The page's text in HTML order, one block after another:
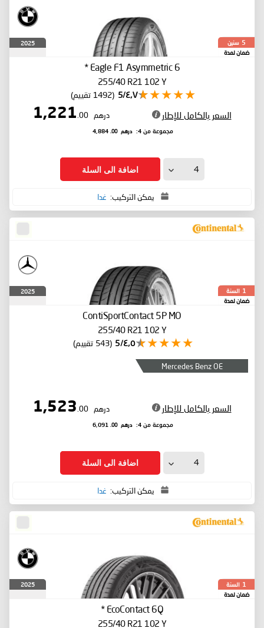
5 سنين
ضمان لمدة
2025
Eagle F1 Asymmetric 6
*
255/40 R21 102 Y
٤٫٧/5 (1492 تقييم)
السعر بالكامل للإطار درهم 1,221
.00
مجموعة من 4: درهم 4,884
.00
اضافة الى السلة
يمكن التركيب: غدا
1 السنة
ضمان لمدة
2025
ContiSportContact 5P MO
255/40 R21 102 Y
٤٫٥/5 (543 تقييم)
Mercedes Benz OE
السعر بالكامل للإطار درهم 1,523
.00
مجموعة من 4: درهم 6,091
.00
اضافة الى السلة
يمكن التركيب: غدا
1 السنة
ضمان لمدة
2025
EcoContact 6Q
*
255/40 R21 102 Y